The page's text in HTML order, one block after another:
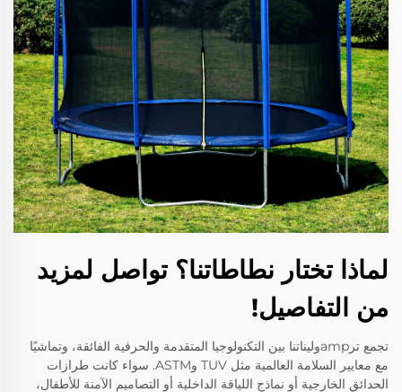
لماذا تختار نطاطاتنا؟ تواصل لمزيد
من التفاصيل!
تجمع ترampوليناتنا بين التكنولوجيا المتقدمة والحرفية الفائقة، وتماشيًا
مع معايير السلامة العالمية مثل TUV وASTM. سواء كانت طرازات
الحدائق الخارجية أو نماذج اللياقة الداخلية أو التصاميم الآمنة للأطفال،